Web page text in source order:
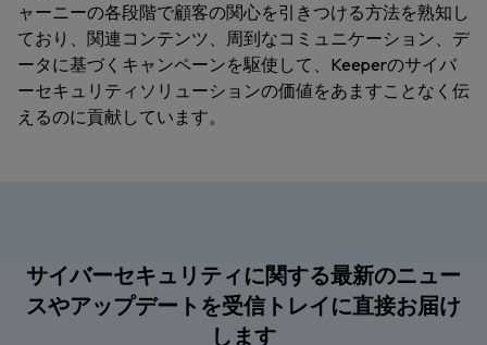
ャーニーの各段階で顧客の関心を引きつける方法を熟知し
ており、関連コンテンツ、周到なコミュニケーション、デ
ータに基づくキャンペーンを駆使して、Keeperのサイバ
ーセキュリティソリューションの価値をあますことなく伝
えるのに貢献しています。
サイバーセキュリティに関する最新のニュー
スやアップデートを受信トレイに直接お届け
します